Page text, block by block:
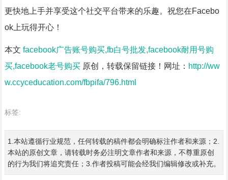
更快地上手并享受这个社交平台带来的乐趣。祝您在Facebo
ok上玩得开心！
本文 facebook广告账号购买,fb白号批发,facebook耐用号购
买,facebook老号购买原创，转载保留链接！网址： http://ww
w.ccyceducation.com/fbpifa/796.html
标签:
1.本站遵循行业规范，任何转载的稿件都会明确标注作者和来源；2.
本站的原创文章，请转载时务必注明文章作者和来源，不尊重原创
的行为我们将追究责任；3.作者投稿可能会经我们编辑修改或补充。